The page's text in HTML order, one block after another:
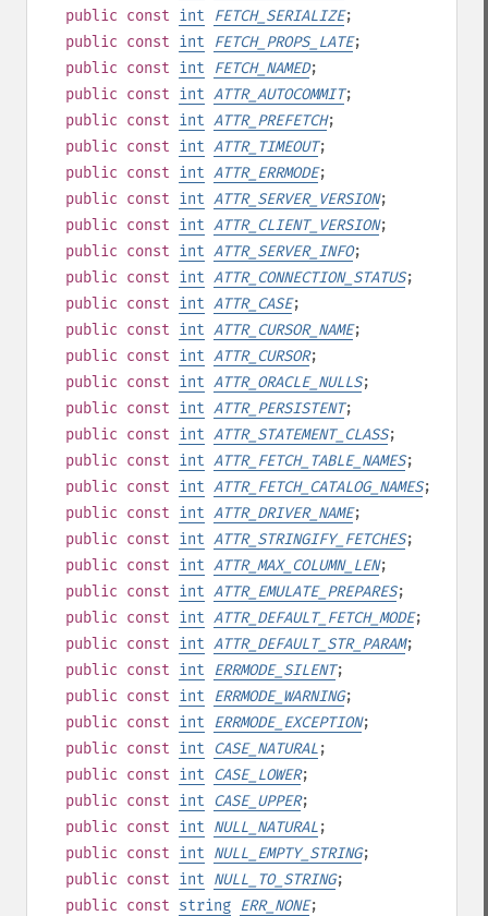
public const int FETCH_SERIALIZE;
public const int FETCH_PROPS_LATE;
public const int FETCH_NAMED;
public const int ATTR_AUTOCOMMIT;
public const int ATTR_PREFETCH;
public const int ATTR_TIMEOUT;
public const int ATTR_ERRMODE;
public const int ATTR_SERVER_VERSION;
public const int ATTR_CLIENT_VERSION;
public const int ATTR_SERVER_INFO;
public const int ATTR_CONNECTION_STATUS;
public const int ATTR_CASE;
public const int ATTR_CURSOR_NAME;
public const int ATTR_CURSOR;
public const int ATTR_ORACLE_NULLS;
public const int ATTR_PERSISTENT;
public const int ATTR_STATEMENT_CLASS;
public const int ATTR_FETCH_TABLE_NAMES;
public const int ATTR_FETCH_CATALOG_NAMES;
public const int ATTR_DRIVER_NAME;
public const int ATTR_STRINGIFY_FETCHES;
public const int ATTR_MAX_COLUMN_LEN;
public const int ATTR_EMULATE_PREPARES;
public const int ATTR_DEFAULT_FETCH_MODE;
public const int ATTR_DEFAULT_STR_PARAM;
public const int ERRMODE_SILENT;
public const int ERRMODE_WARNING;
public const int ERRMODE_EXCEPTION;
public const int CASE_NATURAL;
public const int CASE_LOWER;
public const int CASE_UPPER;
public const int NULL_NATURAL;
public const int NULL_EMPTY_STRING;
public const int NULL_TO_STRING;
public const string ERR_NONE;